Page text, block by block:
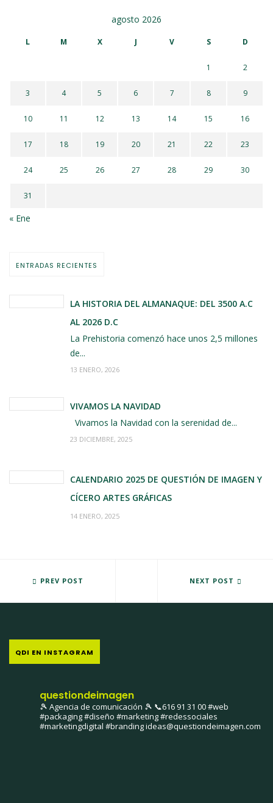
agosto 2026
L M X J V S D
1 2
3 4 5 6 7 8 9
10 11 12 13 14 15 16
17 18 19 20 21 22 23
24 25 26 27 28 29 30
31
« Ene
ENTRADAS RECIENTES
LA HISTORIA DEL ALMANAQUE: DEL 3500 A.C
AL 2026 D.C
La Prehistoria comenzó hace unos 2,5 millones
de...
13 ENERO, 2026
VIVAMOS LA NAVIDAD
Vivamos la Navidad con la serenidad de...
23 DICIEMBRE, 2025
CALENDARIO 2025 DE QUESTIÓN DE IMAGEN Y
CÍCERO ARTES GRÁFICAS
14 ENERO, 2025
PREV POST
CAMPAÑA DE CAPTACIÓN DE ALUMNOS DE SECUNDARIA DEL
NEXT POST
NUEVA CAMPAÑA DE
QDI EN INSTAGRAM
questiondeimagen
🎾 Agencia de comunicación 🎾 📞616 91 31 00#web
#packaging #diseño #marketing #redessociales
#marketingdigital #brandingideas@questiondeimagen.com